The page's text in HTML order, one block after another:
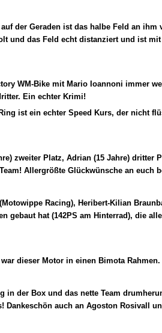
der Geraden ist das halbe Feld an ihm
und das Feld echt distanziert und ist
WM-Bike mit Mario Ioannoni immer
dritter. Ein echter Krimi!
ist ein echter Speed Kurs, der nicht
zweiter Platz, Adrian (15 Jahre) dritter
Team! Allergrößte Glückwünsche
Racing), Heribert-Kilian
gebaut hat (142PS am Hinterrad), die
war dieser Motor in einen
der Box und das nette Team
Dankeschön auch an Agoston Rosivall